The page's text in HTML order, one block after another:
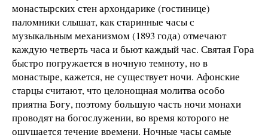
монастырских стен архондарике (гостинице)
паломники слышат, как старинные часы с
музыкальным механизмом (1893 года) отмечают
каждую четверть часа и бьют каждый час. Святая Гора
быстро погружается в ночную темноту, но в
монастыре, кажется, не существует ночи. Афонские
старцы считают, что целонощная молитва особо
приятна Богу, поэтому большую часть ночи монахи
проводят на богослужении, во время которого не
ощущается течение времени. Ночные часы самые